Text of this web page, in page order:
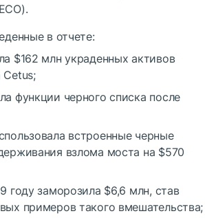
в отчете:
$162 млн украденных активов
Cetus;
функции черного списка после
встроенные черные
взлома моста на $570
году заморозила $6,6 млн, став
примеров такого вмешательства;